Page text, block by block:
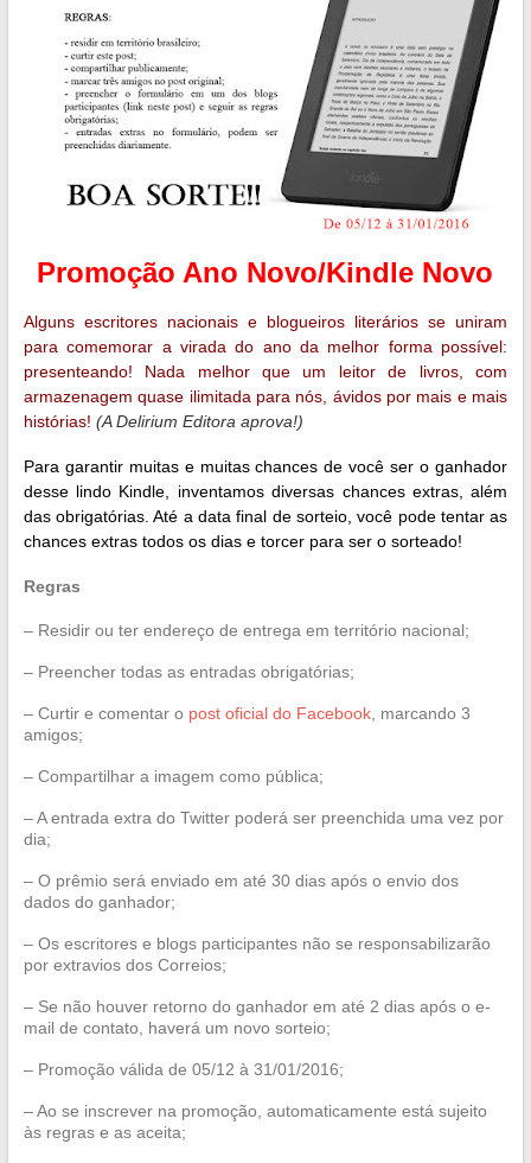
Promoção Ano Novo/Kindle Novo
Alguns escritores nacionais e blogueiros literários se uniram
para comemorar a virada do ano da melhor forma possível:
presenteando! Nada melhor que um leitor de livros, com
armazenagem quase ilimitada para nós, ávidos por mais e mais
histórias! (A Delirium Editora aprova!)
Para garantir muitas e muitas chances de você ser o ganhador
desse lindo Kindle, inventamos diversas chances extras, além
das obrigatórias. Até a data final de sorteio, você pode tentar as
chances extras todos os dias e torcer para ser o sorteado!
Regras
– Residir ou ter endereço de entrega em território nacional;
– Preencher todas as entradas obrigatórias;
– Curtir e comentar o post oficial do Facebook, marcando 3
amigos;
– Compartilhar a imagem como pública;
– A entrada extra do Twitter poderá ser preenchida uma vez por
dia;
– O prêmio será enviado em até 30 dias após o envio dos
dados do ganhador;
– Os escritores e blogs participantes não se responsabilizarão
por extravios dos Correios;
– Se não houver retorno do ganhador em até 2 dias após o e-
mail de contato, haverá um novo sorteio;
– Promoção válida de 05/12 à 31/01/2016;
– Ao se inscrever na promoção, automaticamente está sujeito
às regras e as aceita;